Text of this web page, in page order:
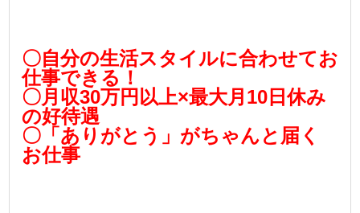
〇自分の生活スタイルに合わせてお
仕事できる！
〇月収30万円以上×最大月10日休み
の好待遇
〇「ありがとう」がちゃんと届く
お仕事